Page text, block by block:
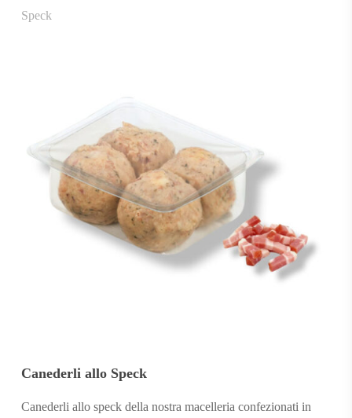
Speck
Canederli allo Speck
Canederli allo speck della nostra macelleria confezionati in